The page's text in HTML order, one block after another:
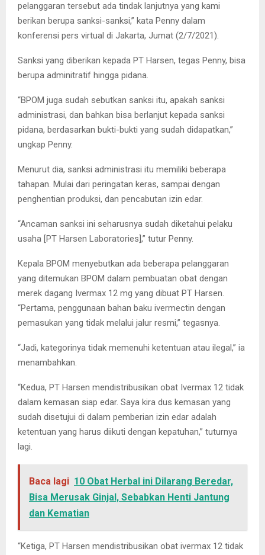
pelanggaran tersebut ada tindak lanjutnya yang kami
berikan berupa sanksi-sanksi,” kata Penny dalam
konferensi pers virtual di Jakarta, Jumat (2/7/2021).
Sanksi yang diberikan kepada PT Harsen, tegas Penny, bisa
berupa adminitratif hingga pidana.
“BPOM juga sudah sebutkan sanksi itu, apakah sanksi
administrasi, dan bahkan bisa berlanjut kepada sanksi
pidana, berdasarkan bukti-bukti yang sudah didapatkan,”
ungkap Penny.
Menurut dia, sanksi administrasi itu memiliki beberapa
tahapan. Mulai dari peringatan keras, sampai dengan
penghentian produksi, dan pencabutan izin edar.
“Ancaman sanksi ini seharusnya sudah diketahui pelaku
usaha [PT Harsen Laboratories],” tutur Penny.
Kepala BPOM menyebutkan ada beberapa pelanggaran
yang ditemukan BPOM dalam pembuatan obat dengan
merek dagang Ivermax 12 mg yang dibuat PT Harsen.
“Pertama, penggunaan bahan baku ivermectin dengan
pemasukan yang tidak melalui jalur resmi,” tegasnya.
“Jadi, kategorinya tidak memenuhi ketentuan atau ilegal,” ia
menambahkan.
“Kedua, PT Harsen mendistribusikan obat Ivermax 12 tidak
dalam kemasan siap edar. Saya kira dus kemasan yang
sudah disetujui di dalam pemberian izin edar adalah
ketentuan yang harus diikuti dengan kepatuhan,” tuturnya
lagi.
Baca lagi 10 Obat Herbal ini Dilarang Beredar,
Bisa Merusak Ginjal, Sebabkan Henti Jantung
dan Kematian
“Ketiga, PT Harsen mendistribusikan obat ivermax 12 tidak